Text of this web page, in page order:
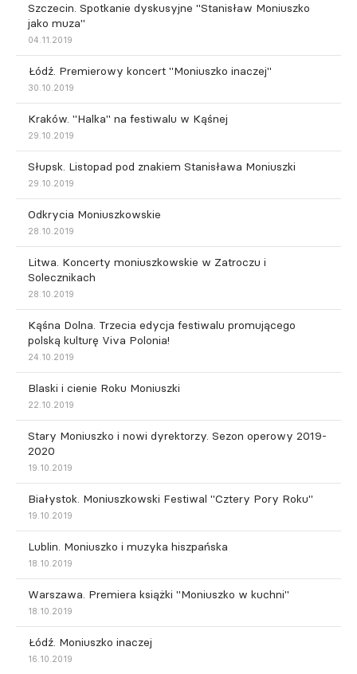
Szczecin. Spotkanie dyskusyjne "Stanisław Moniuszko
jako muza"
04.11.2019
Łódź. Premierowy koncert "Moniuszko inaczej"
30.10.2019
Kraków. "Halka" na festiwalu w Kąśnej
29.10.2019
Słupsk. Listopad pod znakiem Stanisława Moniuszki
29.10.2019
Odkrycia Moniuszkowskie
28.10.2019
Litwa. Koncerty moniuszkowskie w Zatroczu i
Solecznikach
28.10.2019
Kąśna Dolna. Trzecia edycja festiwalu promującego
polską kulturę Viva Polonia!
24.10.2019
Blaski i cienie Roku Moniuszki
22.10.2019
Stary Moniuszko i nowi dyrektorzy. Sezon operowy 2019-
2020
19.10.2019
Białystok. Moniuszkowski Festiwal "Cztery Pory Roku"
19.10.2019
Lublin. Moniuszko i muzyka hiszpańska
18.10.2019
Warszawa. Premiera książki "Moniuszko w kuchni"
18.10.2019
Łódź. Moniuszko inaczej
16.10.2019